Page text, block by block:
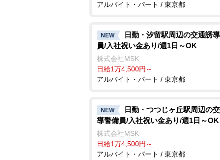
アルバイト・パート / 東京都
NEW
日勤・汐留駅周辺の交通誘
員/入社祝い金あり/週1日～OK
株式会社MSK
日給1万4,500円～
アルバイト・パート / 東京都
NEW
日勤・つつじヶ丘駅周辺の
導警備員/入社祝い金あり/週1日～OK
株式会社MSK
日給1万4,500円～
アルバイト・パート / 東京都